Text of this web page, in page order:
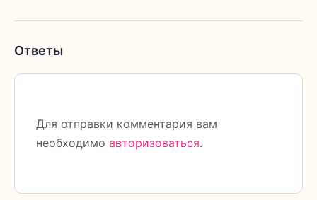
Ответы
Для отправки комментария вам
необходимо авторизоваться.